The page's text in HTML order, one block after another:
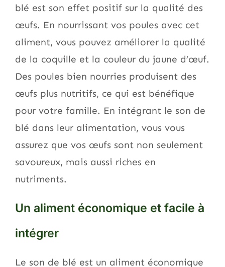
blé est son effet positif sur la qualité des
œufs. En nourrissant vos poules avec cet
aliment, vous pouvez améliorer la qualité
de la coquille et la couleur du jaune d’œuf.
Des poules bien nourries produisent des
œufs plus nutritifs, ce qui est bénéfique
pour votre famille. En intégrant le son de
blé dans leur alimentation, vous vous
assurez que vos œufs sont non seulement
savoureux, mais aussi riches en
nutriments.
Un aliment économique et facile à
intégrer
Le son de blé est un aliment économique